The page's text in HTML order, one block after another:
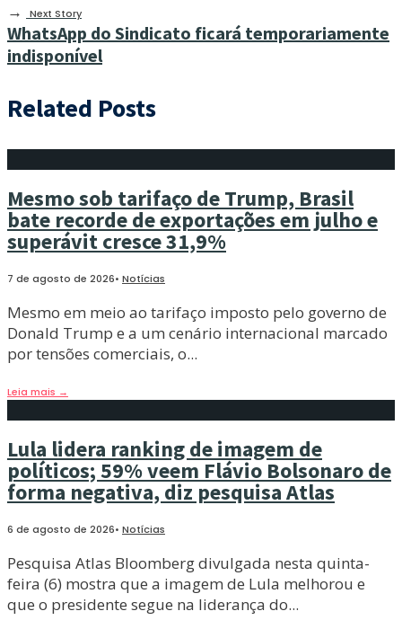
→ Next Story
WhatsApp do Sindicato ficará temporariamente
indisponível
Related Posts
Mesmo sob tarifaço de Trump, Brasil
bate recorde de exportações em julho e
superávit cresce 31,9%
7 de agosto de 2026• Notícias
Mesmo em meio ao tarifaço imposto pelo governo de
Donald Trump e a um cenário internacional marcado
por tensões comerciais, o...
Leia mais →
Lula lidera ranking de imagem de
políticos; 59% veem Flávio Bolsonaro de
forma negativa, diz pesquisa Atlas
6 de agosto de 2026• Notícias
Pesquisa Atlas Bloomberg divulgada nesta quinta-
feira (6) mostra que a imagem de Lula melhorou e
que o presidente segue na liderança do...